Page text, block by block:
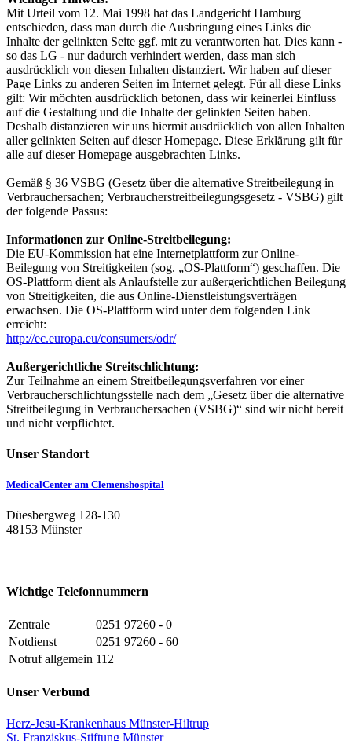
Mit Urteil vom 12. Mai 1998 hat das Landgericht Hamburg
entschieden, dass man durch die Ausbringung eines Links die
Inhalte der gelinkten Seite ggf. mit zu verantworten hat. Dies kann -
so das LG - nur dadurch verhindert werden, dass man sich
ausdrücklich von diesen Inhalten distanziert. Wir haben auf dieser
Page Links zu anderen Seiten im Internet gelegt. Für all diese Links
gilt: Wir möchten ausdrücklich betonen, dass wir keinerlei Einfluss
auf die Gestaltung und die Inhalte der gelinkten Seiten haben.
Deshalb distanzieren wir uns hiermit ausdrücklich von allen Inhalten
aller gelinkten Seiten auf dieser Homepage. Diese Erklärung gilt für
alle auf dieser Homepage ausgebrachten Links.
Gemäß § 36 VSBG (Gesetz über die alternative Streitbeilegung in
Verbrauchersachen; Verbraucherstreitbeilegungsgesetz - VSBG) gilt
der folgende Passus:
Informationen zur Online-Streitbeilegung:
Die EU-Kommission hat eine Internetplattform zur Online-
Beilegung von Streitigkeiten (sog. „OS-Plattform“) geschaffen. Die
OS-Plattform dient als Anlaufstelle zur außergerichtlichen Beilegung
von Streitigkeiten, die aus Online-Dienstleistungsverträgen
erwachsen. Die OS-Plattform wird unter dem folgenden Link
erreicht:
http://ec.europa.eu/consumers/odr/
Außergerichtliche Streitschlichtung:
Zur Teilnahme an einem Streitbeilegungsverfahren vor einer
Verbraucherschlichtungsstelle nach dem „Gesetz über die alternative
Streitbeilegung in Verbrauchersachen (VSBG)“ sind wir nicht bereit
und nicht verpflichtet.
Unser Standort
MedicalCenter am Clemenshospital
Düesbergweg 128-130
48153 Münster
Wichtige Telefonnummern
Zentrale
0251 97260 - 0
Notdienst
0251 97260 - 60
Notruf allgemein 112
Unser Verbund
Herz-Jesu-Krankenhaus Münster-Hiltrup
St. Franziskus-Stiftung Münster